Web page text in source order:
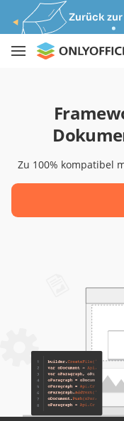
Zurück zur
Zu 100% kompatibel